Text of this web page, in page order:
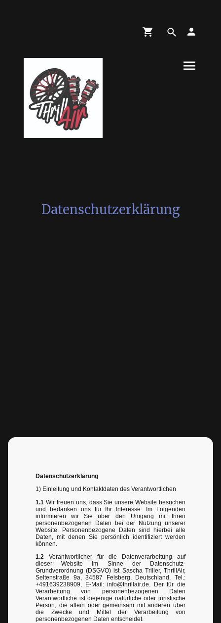
Datenschutzerklärung
Datenschutzerklärung
1) Einleitung und Kontaktdaten des Verantwortlichen
1.1 Wir freuen uns, dass Sie unsere Website besuchen
und bedanken uns für Ihr Interesse. Im Folgenden
informieren wir Sie über den Umgang mit Ihren
personenbezogenen Daten bei der Nutzung unserer
Website. Personenbezogene Daten sind hierbei alle
Daten, mit denen Sie persönlich identifiziert werden
können.
1.2 Verantwortlicher für die Datenverarbeitung auf
dieser Website im Sinne der Datenschutz-
Grundverordnung (DSGVO) ist Sascha Triller, ThrillAir,
Seltenstraße 9a, 34587 Felsberg, Deutschland, Tel.:
+491639238909, E-Mail: info@thrillair.de. Der für die
Verarbeitung von personenbezogenen Daten
Verantwortliche ist diejenige natürliche oder juristische
Person, die allein oder gemeinsam mit anderen über
die Zwecke und Mittel der Verarbeitung von
personenbezogenen Daten entscheidet.